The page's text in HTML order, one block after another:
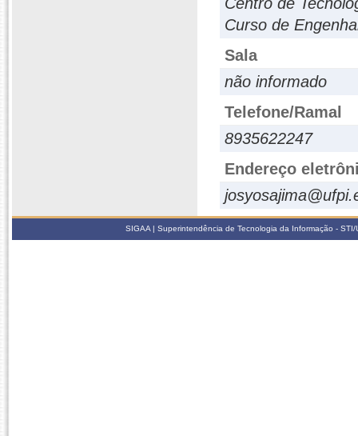
Curso de
Sala
não informado
Telefone/Ramal
8935622247
Endereço
SIGAA | Superintendência de Tecnologia da Informação -